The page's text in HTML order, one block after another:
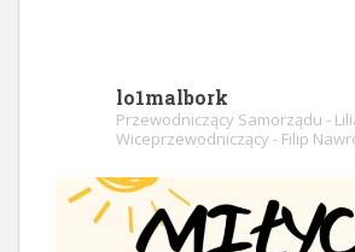
lo1malbork
Przewodniczący Samorządu -
Wiceprzewodniczący - Filip